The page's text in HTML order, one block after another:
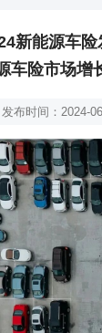
新能源车
车险市场增
发布时间：2024-